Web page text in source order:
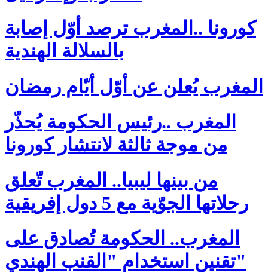
كورونا ..المغرب ترصد أوّل إصابة
بالسلالة الهندية
المغرب يُعلن عن أوّل أيّام رمضان
المغرب ..رئيس الحكومة يُحذّر
من موجة ثالثة لانتشار كورونا
من بينها ليبيا.. المغرب تّعلق
رحلاتها الجوّية مع 5 دول إفريقية
المغرب.. الحكومة تُصادق على
تقنين استخدام "القنب الهندي"